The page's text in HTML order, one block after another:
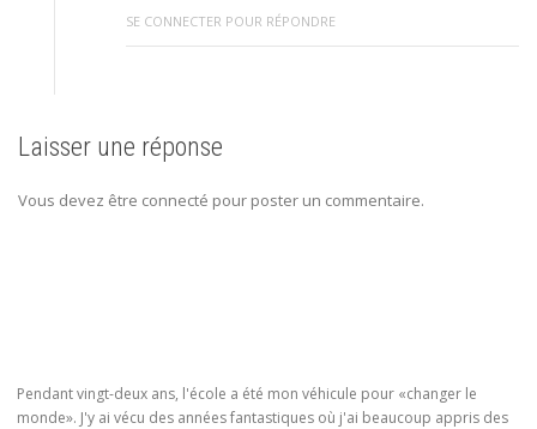
SE CONNECTER POUR RÉPONDRE
Laisser une réponse
Vous devez être connecté pour poster un commentaire.
Pendant vingt-deux ans, l'école a été mon véhicule pour «changer le
monde». J'y ai vécu des années fantastiques où j'ai beaucoup appris des